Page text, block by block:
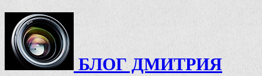
БЛОГ ДМИТРИЯ